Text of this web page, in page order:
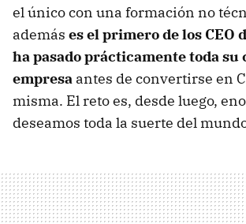
el único con una formación no
además es el primero de los CEO
ha pasado prácticamente toda su
empresa antes de convertirse en
misma. El reto es, desde luego,
deseamos toda la suerte del